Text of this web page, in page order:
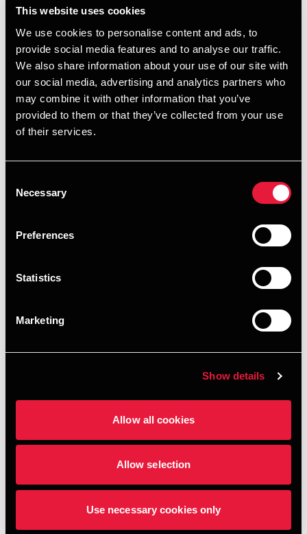
This website uses cookies
We use cookies to personalise content and ads, to
provide social media features and to analyse our traffic.
We also share information about your use of our site with
our social media, advertising and analytics partners who
may combine it with other information that you’ve
provided to them or that they’ve collected from your use
of their services.
Selection
Necessary
Preferences
Statistics
Marketing
Show details
Allow all cookies
Allow selection
Use necessary cookies only
en mere sammenhængende ledelsesstruktur.
Året har blandt andet budt på en ny bestyrelse med fem
nye medlemmer og en ny formand, udnævnelsen af Frank
Lau som CEO samt etableringen af et centralt Management
Team, der samler ledelsen for vores tre Business Lines;
Audit & Assurance, Tax og Advisory.
”Med den nye ledelsesstruktur har alle BDO’s
forretningsområder fået en tydelig stemme i den øverste
vores robusthed i en branche præget af forandring og øget
kompleksitet. Det nye ledelsesteam får en afgørende,
understøtte en fortsat ambitiøs vækstrejse,” siger Frank
Udover ændringen i ledelsesstrukturen har vi i slutningen
overført fra det tidligere aktieselskab til det nuværende
Revisionspartnerselskab.
styrker BDO’s forretningsmodel og giver os en tættere
kobling mellem ejerskab, ansvar og beslutningskraft. Det er
med til at sikre, at vi kan fastholde vores langsigtede og
administrerende direktør.
For BDO’s mere end 1.800 medarbejdere og 40.000
kunder er der ingen ændringer i det daglige samarbejde.